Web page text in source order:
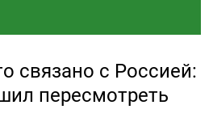
связано с Россией:
пересмотреть